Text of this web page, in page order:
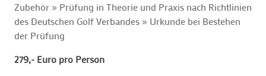
Zubehör » Prüfung in Theorie und Praxis nach Richtlinien
des Deutschen Golf Verbandes » Urkunde bei Bestehen
der Prüfung
279,- Euro pro Person